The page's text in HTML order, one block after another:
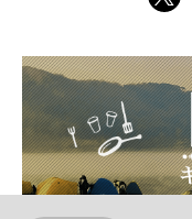
ter